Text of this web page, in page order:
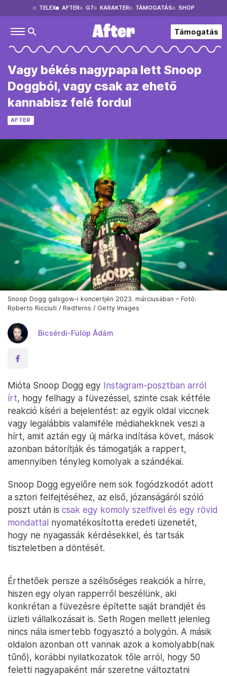
TELEX AFTER G7 KARAKTER TÁMOGATÁS SHOP
Támogatás
Vagy békés nagypapa lett Snoop
Doggból, vagy csak az ehető
kannabisz felé fordul
AFTER
Snoop Dogg galsgow-i koncertjén 2023. márciusában – Fotó:
Roberto Ricciuti / Redferns / Getty Images
Bicsérdi-Fülöp Ádám
Mióta Snoop Dogg egy Instagram-posztban arról
írt, hogy felhagy a füvezéssel, szinte csak kétféle
reakció kíséri a bejelentést: az egyik oldal viccnek
vagy legalábbis valamiféle médiahekknek veszi a
hírt, amit aztán egy új márka indítása követ, mások
azonban bátorítják és támogatják a rappert,
amennyiben tényleg komolyak a szándékai.
Snoop Dogg egyelőre nem sok fogódzkodót adott
a sztori felfejtéséhez, az első, józanságáról szóló
poszt után is csak egy komoly szelfivel és egy rövid
mondattal nyomatékosította eredeti üzenetét,
hogy ne nyagassák kérdésekkel, és tartsák
tiszteletben a döntését.
Érthetőek persze a szélsőséges reakciók a hírre,
hiszen egy olyan rapperről beszélünk, aki
konkrétan a füvezésre építette saját brandjét és
üzleti vállalkozásait is. Seth Rogen mellett jelenleg
nincs nála ismertebb fogyasztó a bolygón. A másik
oldalon azonban ott vannak azok a komolyabb(nak
tűnő), korábbi nyilatkozatok tőle arról, hogy 50
feletti nagyapaként már szeretne változtatni